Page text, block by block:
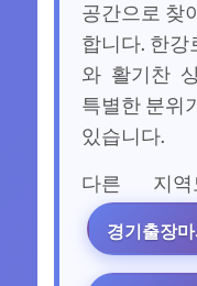
공간으로 찾
합니다. 한
와 활기찬
특별한 분위
있습니다.
다른 지
경기출장